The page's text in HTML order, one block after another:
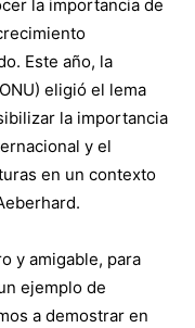
la importancia de
Este año, la
eligió el lema
la importancia
y el
en un contexto
y amigable, para
ejemplo de
a demostrar en